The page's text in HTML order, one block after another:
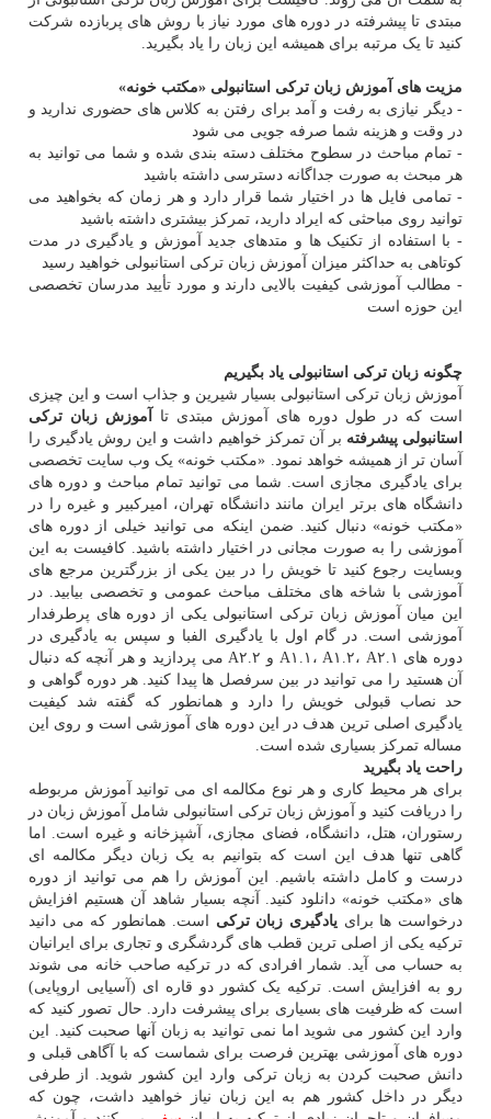
مبتدی تا پیشرفته در دوره های مورد نیاز با روش های پربازده شرکت
کنید تا یک مرتبه برای همیشه این زبان را یاد بگیرید.
مزیت های آموزش زبان ترکی استانبولی «مکتب خونه»
- دیگر نیازی به رفت و آمد برای رفتن به کلاس های حضوری ندارید و
در وقت و هزینه شما صرفه جویی می شود
- تمام مباحث در سطوح مختلف دسته بندی شده و شما می توانید به
هر مبحث به صورت جداگانه دسترسی داشته باشید
- تمامی فایل ها در اختیار شما قرار دارد و هر زمان که بخواهید می
توانید روی مباحثی که ایراد دارید، تمرکز بیشتری داشته باشید
- با استفاده از تکنیک ها و متدهای جدید آموزش و یادگیری در مدت
کوتاهی به حداکثر میزان آموزش زبان ترکی استانبولی خواهید رسید
- مطالب آموزشی کیفیت بالایی دارند و مورد تأیید مدرسان تخصصی
این حوزه است
چگونه زبان ترکی استانبولی یاد بگیریم
آموزش زبان ترکی استانبولی بسیار شیرین و جذاب است و این چیزی
است که در طول دوره های آموزش مبتدی تا آموزش زبان ترکی
استانبولی پیشرفته بر آن تمرکز خواهیم داشت و این روش یادگیری را
آسان تر از همیشه خواهد نمود. «مکتب خونه» یک وب سایت تخصصی
برای یادگیری مجازی است. شما می توانید تمام مباحث و دوره های
دانشگاه های برتر ایران مانند دانشگاه تهران، امیرکبیر و غیره را در
«مکتب خونه» دنبال کنید. ضمن اینکه می توانید خیلی از دوره های
آموزشی را به صورت مجانی در اختیار داشته باشید. کافیست به این
وبسایت رجوع کنید تا خویش را در بین یکی از بزرگترین مرجع های
آموزشی با شاخه های مختلف مباحث عمومی و تخصصی بیابید. در
این میان آموزش زبان ترکی استانبولی یکی از دوره های پرطرفدار
آموزشی است. در گام اول با یادگیری الفبا و سپس به یادگیری در
دوره های A۱.۱، A۱.۲، A۲.۱ و A۲.۲ می پردازید و هر آنچه که دنبال
آن هستید را می توانید در بین سرفصل ها پیدا کنید. هر دوره گواهی و
حد نصاب قبولی خویش را دارد و همانطور که گفته شد کیفیت
یادگیری اصلی ترین هدف در این دوره های آموزشی است و روی این
مساله تمرکز بسیاری شده است.
راحت یاد بگیرید
برای هر محیط کاری و هر نوع مکالمه ای می توانید آموزش مربوطه
را دریافت کنید و آموزش زبان ترکی استانبولی شامل آموزش زبان در
رستوران، هتل، دانشگاه، فضای مجازی، آشپزخانه و غیره است. اما
گاهی تنها هدف این است که بتوانیم به یک زبان دیگر مکالمه ای
درست و کامل داشته باشیم. این آموزش را هم می توانید از دوره
های «مکتب خونه» دانلود کنید. آنچه بسیار شاهد آن هستیم افزایش
درخواست ها برای یادگیری زبان ترکی است. همانطور که می دانید
ترکیه یکی از اصلی ترین قطب های گردشگری و تجاری برای ایرانیان
به حساب می آید. شمار افرادی که در ترکیه صاحب خانه می شوند
رو به افزایش است. ترکیه یک کشور دو قاره ای (آسیایی اروپایی)
است که ظرفیت های بسیاری برای پیشرفت دارد. حال تصور کنید که
وارد این کشور می شوید اما نمی توانید به زبان آنها صحبت کنید. این
دوره های آموزشی بهترین فرصت برای شماست که با آگاهی قبلی و
دانش صحبت کردن به زبان ترکی وارد این کشور شوید. از طرفی
دیگر در داخل کشور هم به این زبان نیاز خواهید داشت، چون که